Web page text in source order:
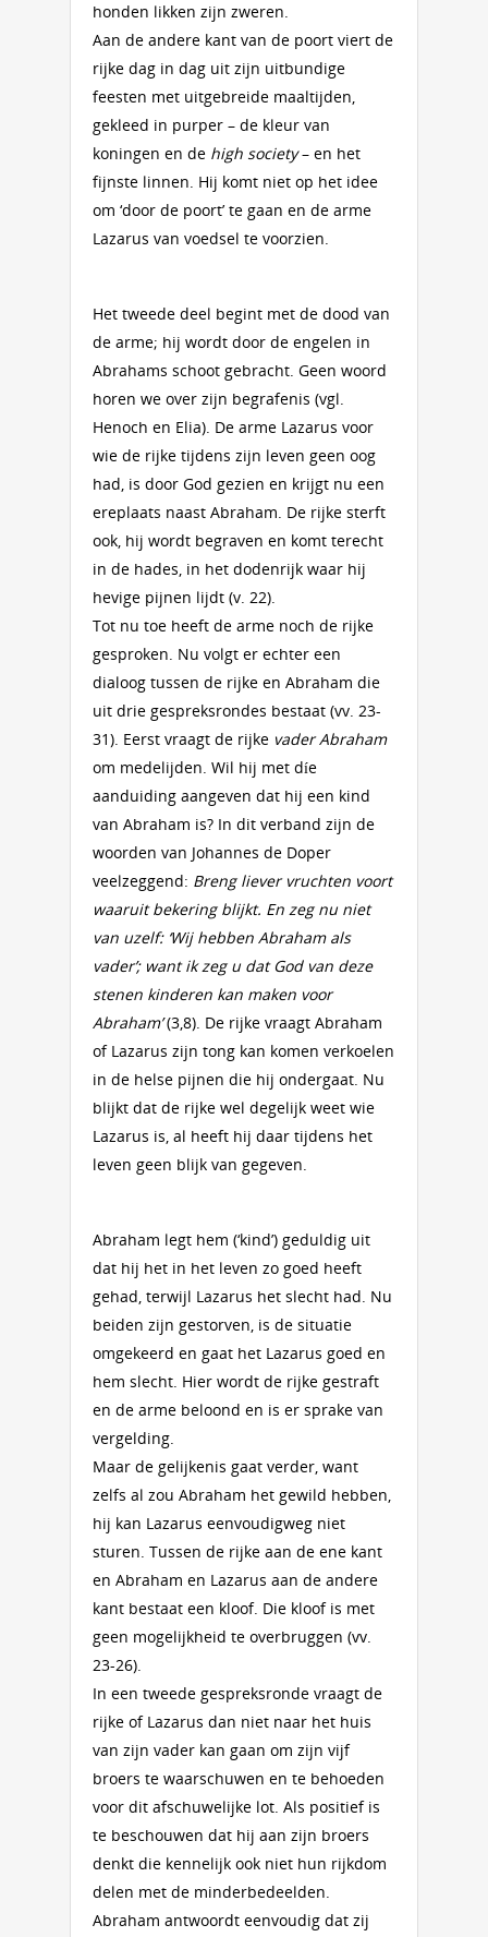
honden likken zijn zweren.
Aan de andere kant van de poort viert de
rijke dag in dag uit zijn uitbundige
feesten met uitgebreide maaltijden,
gekleed in purper – de kleur van
koningen en de high society– en het
fijnste linnen. Hij komt niet op het idee
om ‘door de poort’ te gaan en de arme
Lazarus van voedsel te voorzien.
Het tweede deel begint met de dood van
de arme; hij wordt door de engelen in
Abrahams schoot gebracht. Geen woord
horen we over zijn begrafenis (vgl.
Henoch en Elia). De arme Lazarus voor
wie de rijke tijdens zijn leven geen oog
had, is door God gezien en krijgt nu een
ereplaats naast Abraham. De rijke sterft
ook, hij wordt begraven en komt terecht
in de hades, in het dodenrijk waar hij
hevige pijnen lijdt (v. 22).
Tot nu toe heeft de arme noch de rijke
gesproken. Nu volgt er echter een
dialoog tussen de rijke en Abraham die
uit drie gespreksrondes bestaat (vv. 23-
31). Eerst vraagt de rijke vader Abraham
om medelijden. Wil hij met díe
aanduiding aangeven dat hij een kind
van Abraham is? In dit verband zijn de
woorden van Johannes de Doper
veelzeggend: Breng liever vruchten voort
waaruit bekering blijkt. En zeg nu niet
van uzelf: ‘Wij hebben Abraham als
vader’; want ik zeg u dat God van deze
stenen kinderen kan maken voor
Abraham’(3,8). De rijke vraagt Abraham
of Lazarus zijn tong kan komen verkoelen
in de helse pijnen die hij ondergaat. Nu
blijkt dat de rijke wel degelijk weet wie
Lazarus is, al heeft hij daar tijdens het
leven geen blijk van gegeven.
Abraham legt hem (‘kind’) geduldig uit
dat hij het in het leven zo goed heeft
gehad, terwijl Lazarus het slecht had. Nu
beiden zijn gestorven, is de situatie
omgekeerd en gaat het Lazarus goed en
hem slecht. Hier wordt de rijke gestraft
en de arme beloond en is er sprake van
vergelding.
Maar de gelijkenis gaat verder, want
zelfs al zou Abraham het gewild hebben,
hij kan Lazarus eenvoudigweg niet
sturen. Tussen de rijke aan de ene kant
en Abraham en Lazarus aan de andere
kant bestaat een kloof. Die kloof is met
geen mogelijkheid te overbruggen (vv.
23-26).
In een tweede gespreksronde vraagt de
rijke of Lazarus dan niet naar het huis
van zijn vader kan gaan om zijn vijf
broers te waarschuwen en te behoeden
voor dit afschuwelijke lot. Als positief is
te beschouwen dat hij aan zijn broers
denkt die kennelijk ook niet hun rijkdom
delen met de minderbedeelden.
Abraham antwoordt eenvoudig dat zij